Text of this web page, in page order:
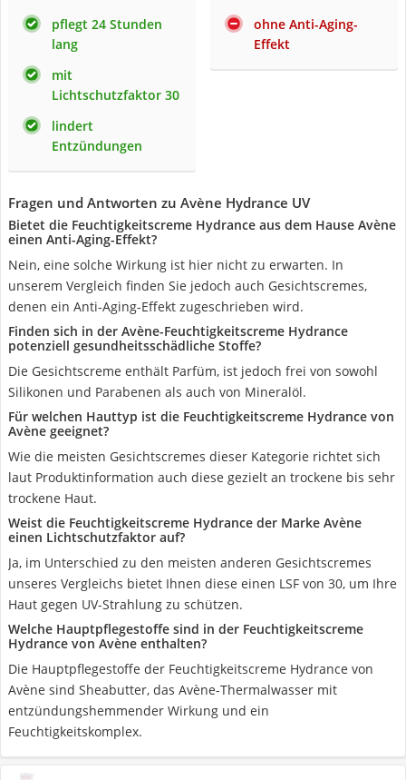
pflegt 24 Stunden
lang
mit
Lichtschutzfaktor 30
lindert
Entzündungen
ohne Anti-Aging-
Effekt
Fragen und Antworten zu Avène Hydrance UV
Bietet die Feuchtigkeitscreme Hydrance aus dem Hause Avène
einen Anti-Aging-Effekt?
Nein, eine solche Wirkung ist hier nicht zu erwarten. In
unserem Vergleich finden Sie jedoch auch Gesichtscremes,
denen ein Anti-Aging-Effekt zugeschrieben wird.
Finden sich in der Avène-Feuchtigkeitscreme Hydrance
potenziell gesundheitsschädliche Stoffe?
Die Gesichtscreme enthält Parfüm, ist jedoch frei von sowohl
Silikonen und Parabenen als auch von Mineralöl.
Für welchen Hauttyp ist die Feuchtigkeitscreme Hydrance von
Avène geeignet?
Wie die meisten Gesichtscremes dieser Kategorie richtet sich
laut Produktinformation auch diese gezielt an trockene bis sehr
trockene Haut.
Weist die Feuchtigkeitscreme Hydrance der Marke Avène
einen Lichtschutzfaktor auf?
Ja, im Unterschied zu den meisten anderen Gesichtscremes
unseres Vergleichs bietet Ihnen diese einen LSF von 30, um Ihre
Haut gegen UV-Strahlung zu schützen.
Welche Hauptpflegestoffe sind in der Feuchtigkeitscreme
Hydrance von Avène enthalten?
Die Hauptpflegestoffe der Feuchtigkeitscreme Hydrance von
Avène sind Sheabutter, das Avène-Thermalwasser mit
entzündungshemmender Wirkung und ein
Feuchtigkeitskomplex.